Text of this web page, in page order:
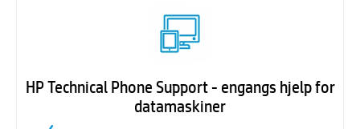
HP Technical Phone Support - engangs hjelp for
datamaskiner